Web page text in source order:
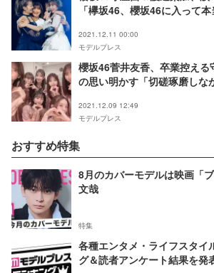
「欅坂46、櫻坂46に入って
2021.12.11 00:00
モデルプレス
櫻坂46菅井友香、卒業控える
の思い明かす「切磋琢磨しな
2021.12.09 12:49
モデルプレス
おすすめ特集
8月のカバーモデルは映画「
文哉
特集
各種エンタメ・ライフスタイ
グ＆読者アンケート結果を発